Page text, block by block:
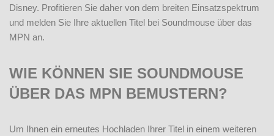
Disney. Profitieren Sie daher von dem breiten Einsatzspektrum
und melden Sie Ihre aktuellen Titel bei Soundmouse über das
MPN an.
WIE KÖNNEN SIE SOUNDMOUSE
ÜBER DAS MPN BEMUSTERN?
Um Ihnen ein erneutes Hochladen Ihrer Titel in einem weiteren